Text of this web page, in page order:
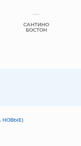
САНТИНО
БОСТОН
НОВЫЕ)